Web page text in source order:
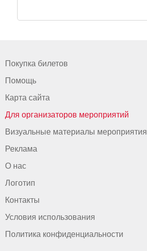
Покупка билетов
Помощь
Карта сайта
Для организаторов мероприятий
Визуальные материалы мероприятия
Реклама
О нас
Логотип
Контакты
Условия использования
Политика конфиденциальности